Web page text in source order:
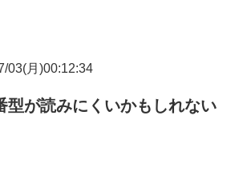
03(月)00:12:34
型が読みにくいかもしれない